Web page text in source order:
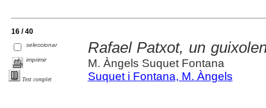
16 / 40
seleccionar
imprimir
Text complet
Rafael Patxot, un
M. Àngels Suquet Fontana
Suquet i Fontana, M. Àngels